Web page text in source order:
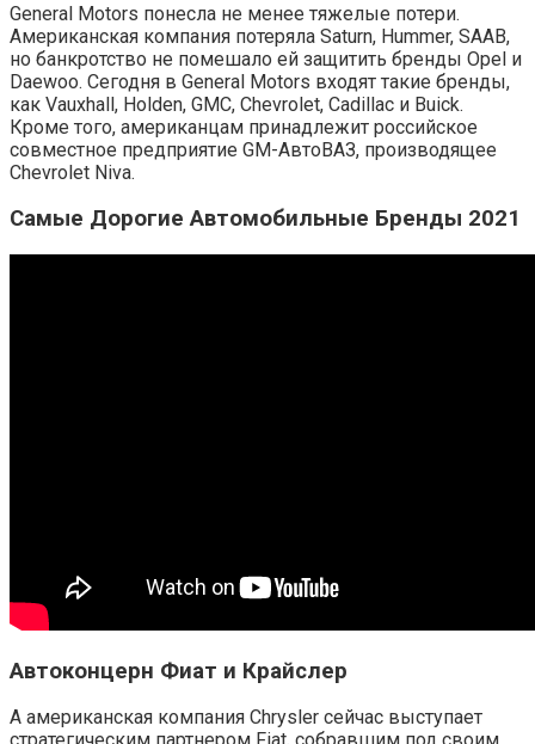
General Motors понесла не менее тяжелые потери.
Американская компания потеряла Saturn, Hummer, SAAB,
но банкротство не помешало ей защитить бренды Opel и
Daewoo. Сегодня в General Motors входят такие бренды,
как Vauxhall, Holden, GMC, Chevrolet, Cadillac и Buick.
Кроме того, американцам принадлежит российское
совместное предприятие GM-АвтоВАЗ, производящее
Chevrolet Niva.
Самые Дорогие Автомобильные Бренды 2021
Автоконцерн Фиат и Крайслер
А американская компания Chrysler сейчас выступает